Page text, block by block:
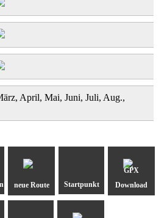
April, Mai, Juni, Juli, Aug.,
neue Route
GPX
Download